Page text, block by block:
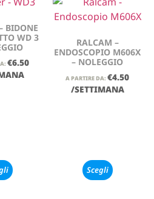
BIDONE
WD 3
€6.50
RALCAM –
ENDOSCOPIO M606X
– NOLEGGIO
A PARTIRE DA: €4.50
/SETTIMANA
Scegli